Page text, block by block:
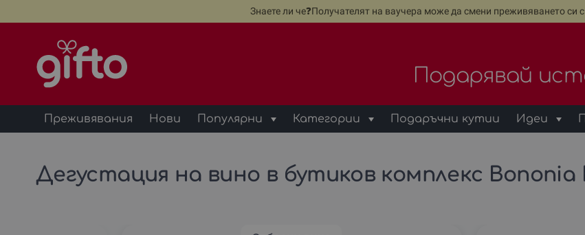
Знаете ли че❓Получателят на ваучера може да смени преживяването си
Подарявай
Преживявания Нови Популярни Категории Подаръчни кутии Идеи
Дегустация на вино в бутиков комплекс Bononia